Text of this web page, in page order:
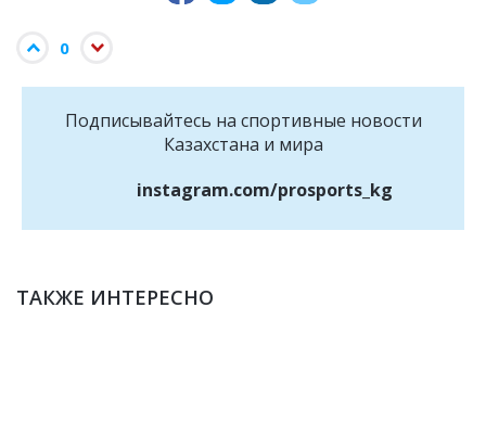
0
Подписывайтесь на cпортивные новости
Казахстана и мира
instagram.com/prosports_kg
ТАКЖЕ ИНТЕРЕСНО